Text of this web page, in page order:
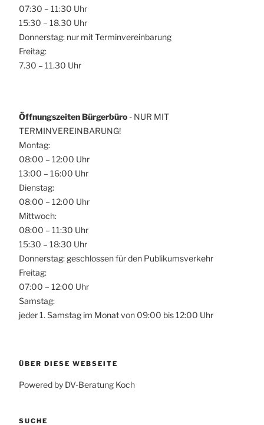
07:30 – 11:30 Uhr
15:30 – 18.30 Uhr
Donnerstag: nur mit Terminvereinbarung
Freitag:
7.30 – 11.30 Uhr
Öffnungszeiten Bürgerbüro - NUR MIT
TERMINVEREINBARUNG!
Montag:
08:00 – 12:00 Uhr
13:00 – 16:00 Uhr
Dienstag:
08:00 – 12:00 Uhr
Mittwoch:
08:00 – 11:30 Uhr
15:30 – 18:30 Uhr
Donnerstag: geschlossen für den Publikumsverkehr
Freitag:
07:00 – 12:00 Uhr
Samstag:
jeder 1. Samstag im Monat von 09:00 bis 12:00 Uhr
ÜBER DIESE WEBSEITE
Powered by DV-Beratung Koch
SUCHE